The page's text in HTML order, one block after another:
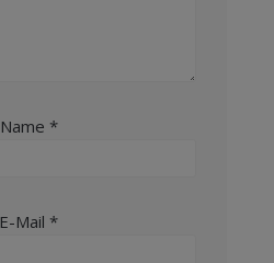
Name *
E-Mail *